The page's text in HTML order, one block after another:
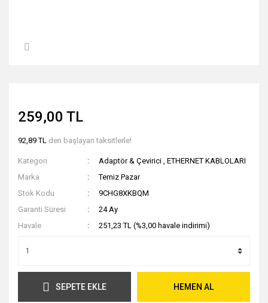
259,00 TL
92,89 TL den başlayan taksitlerle!
Kategori Adaptör & Çevirici ,ETHERNET KABLOLARI
Marka
Temiz Pazar
Stok Kodu
9CHG8XKBQM
Garanti Süresi
24 Ay
Havale
251,23 TL (%3,00 havale indirimi)
SEPETE EKLE HEMEN AL